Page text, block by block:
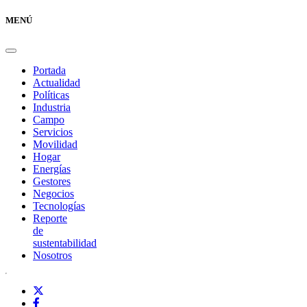
MENÚ
Portada
Actualidad
Políticas
Industria
Campo
Servicios
Movilidad
Hogar
Energías
Gestores
Negocios
Tecnologías
Reporte
de
sustentabilidad
Nosotros